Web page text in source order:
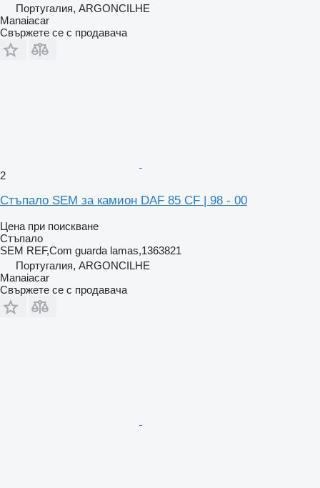
Португалия, ARGONCILHE
Manaiacar
Свържете се с продавача
2
Стъпало SEM за камион DAF 85 CF | 98 - 00
Цена при поискване
Стъпало
SEM REF,Com guarda lamas,1363821
Португалия, ARGONCILHE
Manaiacar
Свържете се с продавача